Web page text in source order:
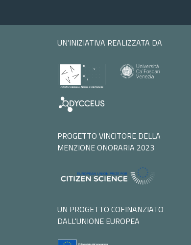
UN'INIZIATIVA REALIZZATA DA
PROGETTO VINCITORE DELLA
MENZIONE ONORARIA 2023
UN PROGETTO COFINANZIATO
DALL'UNIONE EUROPEA